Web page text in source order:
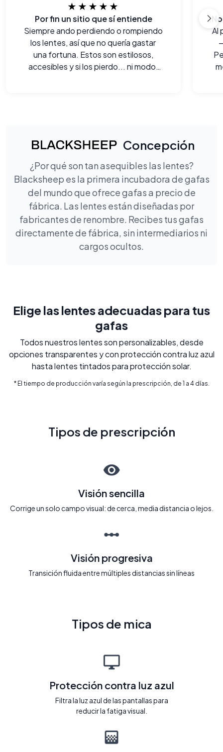
★★★★★
Por fin un sitio que sí entiende
Siempre ando perdiendo o rompiendo
los lentes, así que no quería gastar
una fortuna. Estos son estilosos,
accesibles y si los pierdo... ni modo,
Al
Concepción
¿Por qué son tan asequibles las lentes?
Blacksheep es la primera incubadora de gafas
del mundo que ofrece gafas a precio de
fábrica. Las lentes están diseñadas por
fabricantes de renombre. Recibes tus gafas
directamente de fábrica, sin intermediarios ni
cargos ocultos.
Elige las lentes adecuadas para tus
gafas
Todos nuestros lentes son personalizables, desde
opciones transparentes y con protección contra luz azul
hasta lentes tintados para protección solar.
* El tiempo de producción varía según la prescripción, de 1 a 4 días.
Tipos de prescripción
Visión sencilla
Corrige un solo campo visual: de cerca, media distancia o lejos.
Visión progresiva
Transición fluida entre múltiples distancias sin líneas
Tipos de mica
Protección contra luz azul
Filtra la luz azul de las pantallas para
reducir la fatiga visual.